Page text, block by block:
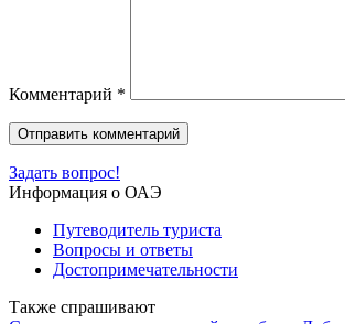
Комментарий *
Задать вопрос!
Информация о ОАЭ
Путеводитель туриста
Вопросы и ответы
Достопримечательности
Также спрашивают